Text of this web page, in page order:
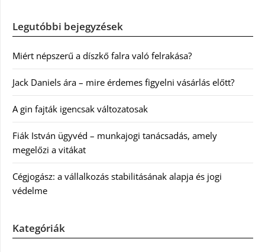
Legutóbbi bejegyzések
Miért népszerű a díszkő falra való felrakása?
Jack Daniels ára – mire érdemes figyelni vásárlás előtt?
A gin fajták igencsak változatosak
Fiák István ügyvéd – munkajogi tanácsadás, amely
megelőzi a vitákat
Cégjogász: a vállalkozás stabilitásának alapja és jogi
védelme
Kategóriák